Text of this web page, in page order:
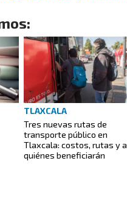
TLAXCALA
Tres nuevas rutas de
transporte público en
Tlaxcala: costos, rutas y a
quiénes beneficiarán